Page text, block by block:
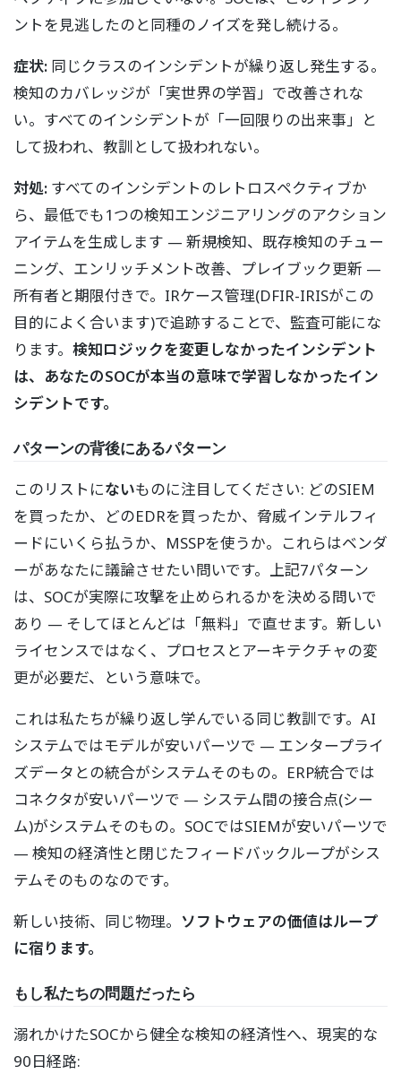
ントを見逃したのと同種のノイズを発し続ける。
症状: 同じクラスのインシデントが繰り返し発生する。
検知のカバレッジが「実世界の学習」で改善されな
い。すべてのインシデントが「一回限りの出来事」と
して扱われ、教訓として扱われない。
対処: すべてのインシデントのレトロスペクティブか
ら、最低でも1つの検知エンジニアリングのアクション
アイテムを生成します — 新規検知、既存検知のチュー
ニング、エンリッチメント改善、プレイブック更新 —
所有者と期限付きで。IRケース管理(DFIR-IRISがこの
目的によく合います)で追跡することで、監査可能にな
ります。 検知ロジックを変更しなかったインシデント
は、あなたのSOCが本当の意味で学習しなかったイン
シデントです。
パターンの背後にあるパターン
このリストにないものに注目してください: どのSIEM
を買ったか、どのEDRを買ったか、脅威インテルフィ
ードにいくら払うか、MSSPを使うか。これらはベンダ
ーがあなたに議論させたい問いです。上記7パターン
は、SOCが実際に攻撃を止められるかを決める問いで
あり — そしてほとんどは「無料」で直せます。新しい
ライセンスではなく、プロセスとアーキテクチャの変
更が必要だ、という意味で。
これは私たちが繰り返し学んでいる同じ教訓です。AI
システムではモデルが安いパーツで — エンタープライ
ズデータとの統合がシステムそのもの。ERP統合では
コネクタが安いパーツで — システム間の接合点(シー
ム)がシステムそのもの。SOCではSIEMが安いパーツで
— 検知の経済性と閉じたフィードバックループがシス
テムそのものなのです。
新しい技術、同じ物理。 ソフトウェアの価値はループ
に宿ります。
もし私たちの問題だったら
溺れかけたSOCから健全な検知の経済性へ、現実的な
90日経路: